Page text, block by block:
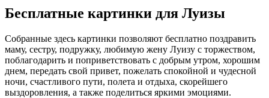
Бесплатные картинки для Луизы
Собранные здесь картинки позволяют бесплатно поздравить
маму, сестру, подружку, любимую жену Луизу с торжеством,
поблагодарить и поприветствовать с добрым утром, хорошим
днем, передать свой привет, пожелать спокойной и чудесной
ночи, счастливого пути, полета и отдыха, скорейшего
выздоровления, а также поделиться яркими эмоциями.